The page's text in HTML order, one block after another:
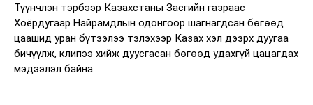
Түүнчлэн тэрбээр Казахстаны Засгийн газраас
Хоёрдугаар Найрамдлын одонгоор шагнагдсан бөгөөд
цаашид уран бүтээлээ тэлэхээр Казах хэл дээрх дуугаа
бичүүлж, клипээ хийж дуусгасан бөгөөд удахгүй цацагдах
мэдээлэл байна.